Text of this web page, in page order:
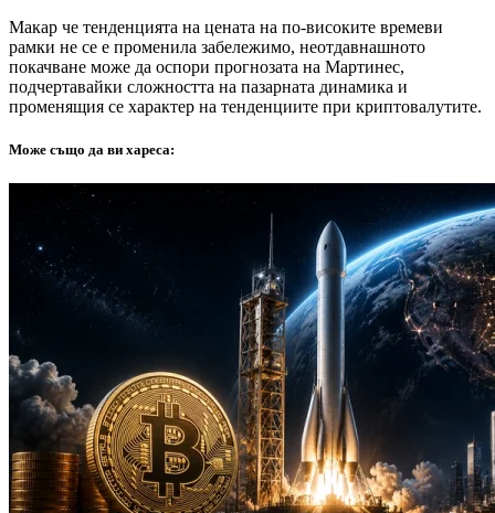
Макар че тенденцията на цената на по-високите времеви
рамки не се е променила забележимо, неотдавнашното
покачване може да оспори прогнозата на Мартинес,
подчертавайки сложността на пазарната динамика и
променящия се характер на тенденциите при криптовалутите.
Може също да ви хареса: